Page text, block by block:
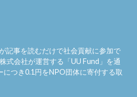
記事を読むだけで社会貢献に参加で
式会社が運営する「UU Fund 」を通
につき0.1円をNPO団体に寄付する取